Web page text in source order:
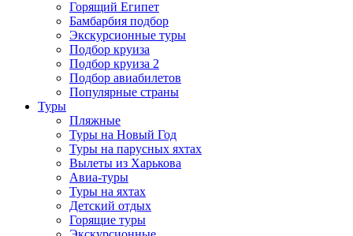
Горящий Египет
Бамбарбия подбор
Экскурсионные туры
Подбор круиза
Подбор круиза 2
Подбор авиабилетов
Популярные страны
Туры
Пляжные
Туры на Новый Год
Туры на парусных яхтах
Вылеты из Харькова
Авиа-туры
Туры на яхтах
Детский отдых
Горящие туры